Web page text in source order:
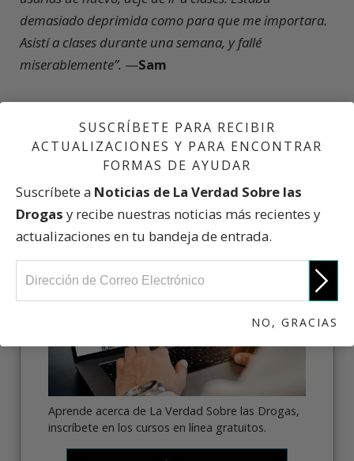
demasiado deprimida como para que me importara.
Asistí a clases durante una semana, y fallé
miserablemente”. —Sam
PARTICIPA
INSCRÍBETE HOY MISMO
Aprende acerca de La Verdad Sobre las Drogas,
inscríbete en los cursos en línea gratuitos.
SUSCRÍBETE PARA RECIBIR
ACTUALIZACIONES Y PARA ENCONTRAR
FORMAS DE AYUDAR
Suscríbete a Noticias de La Verdad Sobre las
Drogas y recibe nuestras noticias más recientes y
actualizaciones en tu bandeja de entrada.
NO, GRACIAS